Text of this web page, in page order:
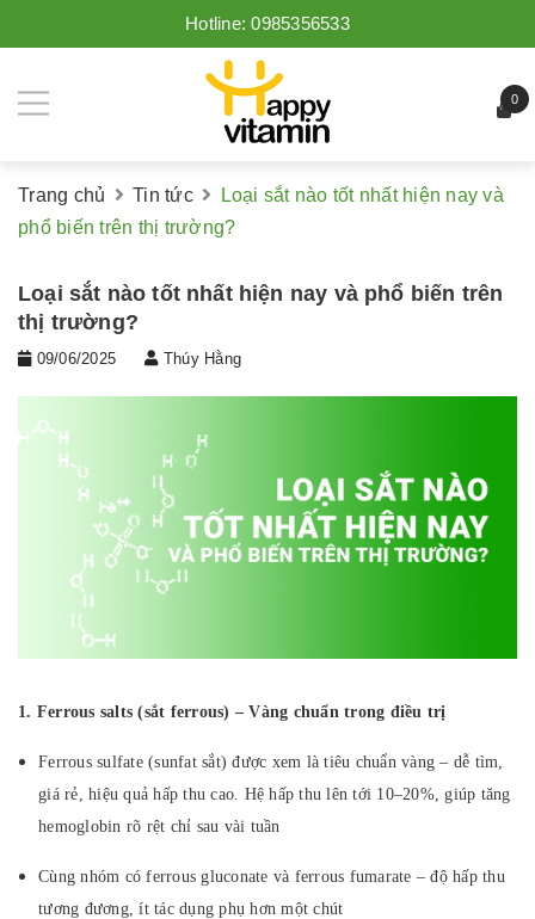
Hotline:0985356533
0
Trang chủ Tin tức
Loại sắt nào tốt nhất hiện nay và
phổ biến trên thị trường?
Loại sắt nào tốt nhất hiện nay và phổ biến trên
thị trường?
09/06/2025 Thúy Hằng
1. Ferrous salts (sắt ferrous) – Vàng chuẩn trong điều trị
Ferrous sulfate (sunfat sắt) được xem là tiêu chuẩn vàng – dễ tìm,
giá rẻ, hiệu quả hấp thu cao. Hệ hấp thu lên tới 10–20%, giúp tăng
hemoglobin rõ rệt chỉ sau vài tuần
Cùng nhóm có ferrous gluconate và ferrous fumarate – độ hấp thu
tương đương, ít tác dụng phụ hơn một chút